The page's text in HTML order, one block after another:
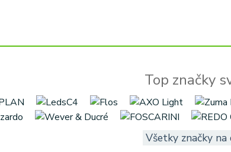
Top značky
Všetky značky na